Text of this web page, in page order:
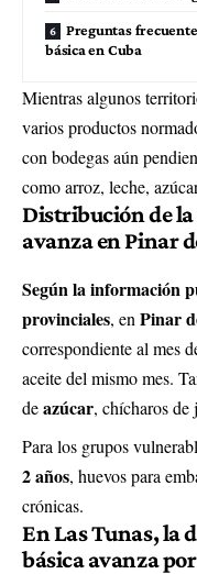
Preguntas
básica en Cuba
Mientras algunos
varios productos
con bodegas aún
como arroz, leche,
Distribución de la
avanza en Pinar
Según la información
provinciales, en Pinar
correspondiente al mes
aceite del mismo mes.
deazúcar, chícharos
Para los grupos
2 años, huevos para
crónicas.
En Las Tunas, la
básica avanza